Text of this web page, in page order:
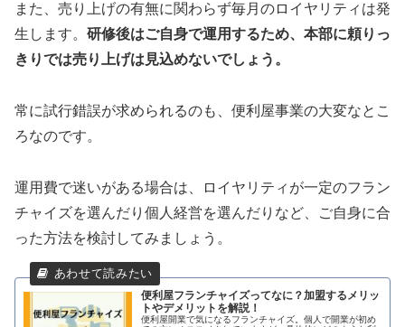
また、売り上げの有無に関わらず毎月のロイヤリティは発
生します。 研修後はご自身で運用するため、本部に頼りっ
きりでは売り上げは見込めないでしょう。
常に試行錯誤が求められるのも、便利屋事業の大変なとこ
ろなのです。
運用費で迷いがある場合は、ロイヤリティが一定のフラン
チャイズを選んだり個人経営を選んだりなど、ご自身に合
った方法を検討してみましょう。
便利屋フランチャイズってなに？加盟するメリッ
トやデメリットを解説！
便利屋開業で気になるフランチャイズ。個人で開業が初め